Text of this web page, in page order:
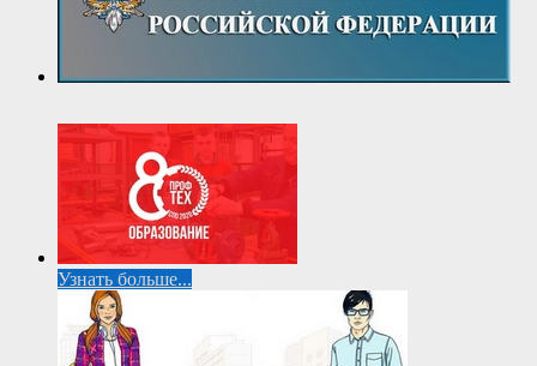
Узнать больше...